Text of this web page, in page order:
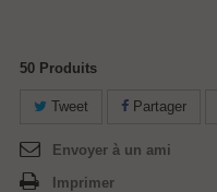
50 Produits
Tweet Partager
Envoyer à un ami
Imprimer